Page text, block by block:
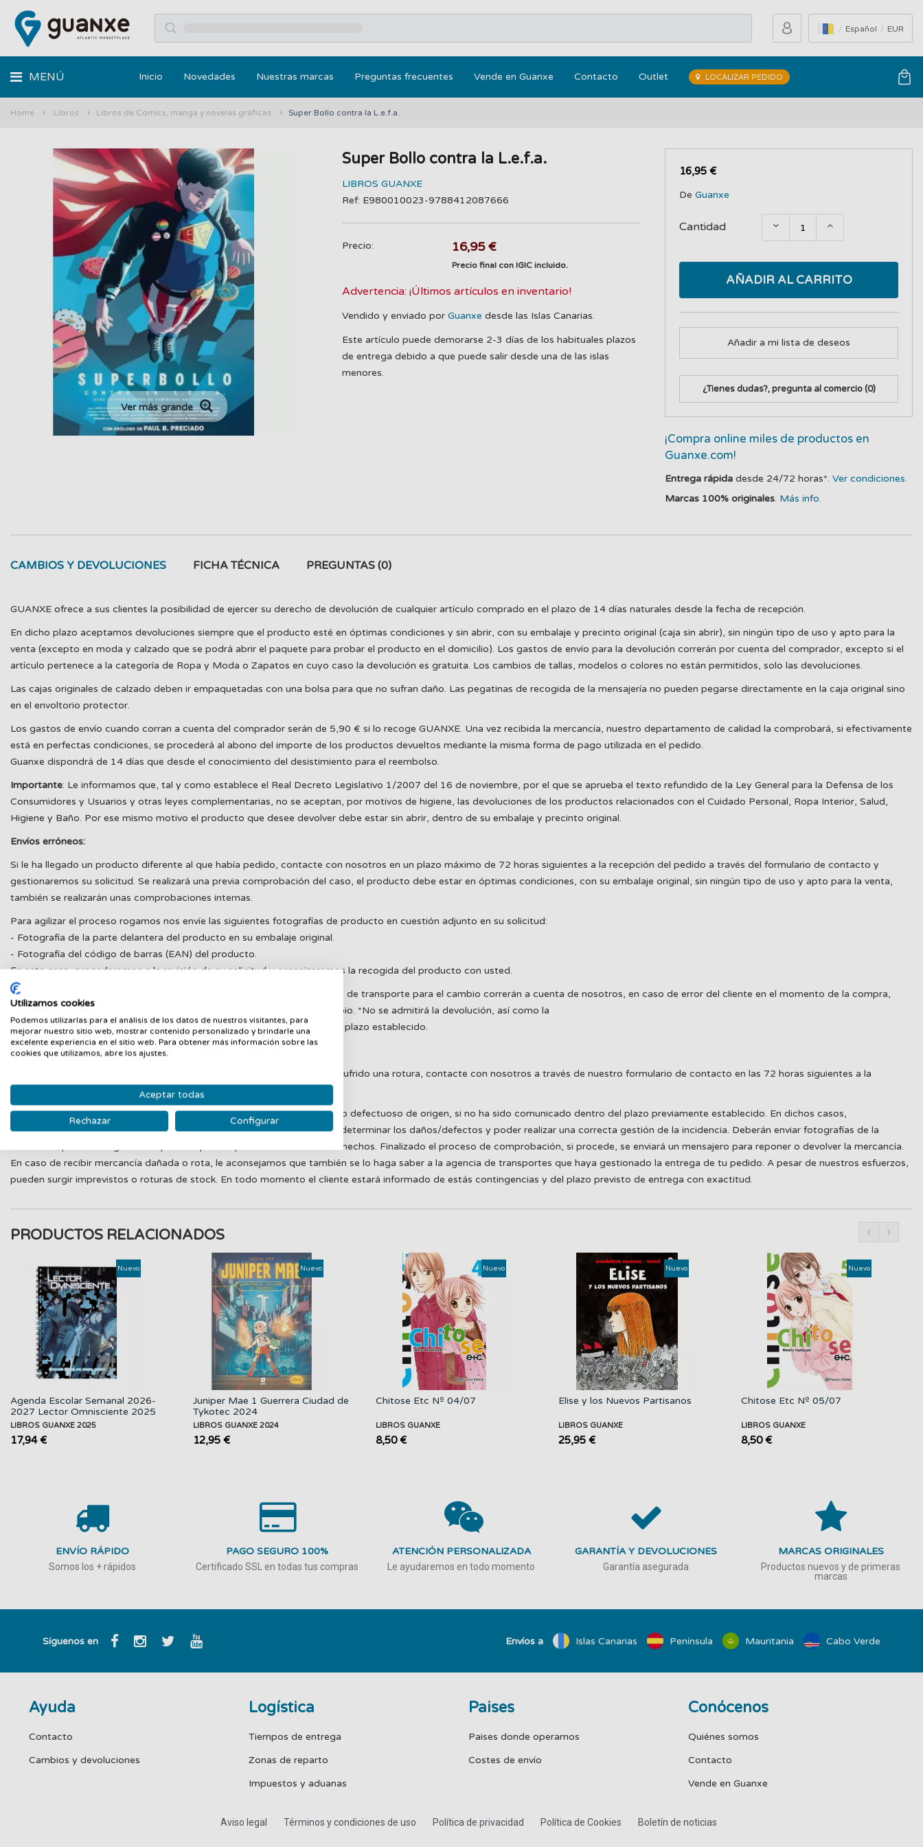
Español EUR
MENÚ Inicio Novedades Nuestras marcas Preguntas frecuentes Vende en Guanxe Contacto Outlet LOCALIZAR PEDIDO
Home Libros Libros de Cómics, manga y novelas gráficas Super Bollo contra la L.e.f.a.
Ver más grande
Super Bollo contra la L.e.f.a.
LIBROS GUANXE
Ref: E980010023-9788412087666
Precio: 16,95 €
Precio final con IGIC incluido.
Advertencia: ¡Últimos artículos en inventario!
Vendido y enviado por Guanxe desde las Islas Canarias.
Este artículo puede demorarse 2-3 días de los habituales plazos
de entrega debido a que puede salir desde una de las islas
menores.
16,95 €
DeGuanxe
Cantidad
AÑADIR AL CARRITO
Añadir a mi lista de deseos
¿Tienes dudas?, pregunta al comercio(0)
¡Compra online miles de productos en
Guanxe.com!
Entrega rápida desde 24/72 horas*.Ver condiciones.
Marcas 100% originales. Más info.
CAMBIOS Y DEVOLUCIONES FICHA TÉCNICA PREGUNTAS (0)
GUANXE ofrece a sus clientes la posibilidad de ejercer su derecho de devolución de cualquier artículo comprado en el plazo de 14 días naturales desde la fecha de recepción.
En dicho plazo aceptamos devoluciones siempre que el producto esté en óptimas condiciones y sin abrir, con su embalaje y precinto original (caja sin abrir), sin ningún tipo de uso y apto para la
venta (excepto en moda y calzado que se podrá abrir el paquete para probar el producto en el domicilio). Los gastos de envío para la devolución correrán por cuenta del comprador, excepto si el
artículo pertenece a la categoría de Ropa y Moda o Zapatos en cuyo caso la devolución es gratuita. Los cambios de tallas, modelos o colores no están permitidos, solo las devoluciones.
Las cajas originales de calzado deben ir empaquetadas con una bolsa para que no sufran daño. Las pegatinas de recogida de la mensajería no pueden pegarse directamente en la caja original sino
en el envoltorio protector.
Los gastos de envío cuando corran a cuenta del comprador serán de 5,90 € si lo recoge GUANXE. Una vez recibida la mercancía, nuestro departamento de calidad la comprobará, si efectivamente
está en perfectas condiciones, se procederá al abono del importe de los productos devueltos mediante la misma forma de pago utilizada en el pedido.
Guanxe dispondrá de 14 días que desde el conocimiento del desistimiento para el reembolso.
Importante: Le informamos que, tal y como establece el Real Decreto Legislativo 1/2007 del 16 de noviembre, por el que se aprueba el texto refundido de la Ley General para la Defensa de los
Consumidores y Usuarios y otras leyes complementarias, no se aceptan, por motivos de higiene, las devoluciones de los productos relacionados con el Cuidado Personal, Ropa Interior, Salud,
Higiene y Baño. Por ese mismo motivo el producto que desee devolver debe estar sin abrir, dentro de su embalaje y precinto original.
Envíos erróneos:
Si le ha llegado un producto diferente al que había pedido, contacte con nosotros en un plazo máximo de 72 horas siguientes a la recepción del pedido a través del formulario de contacto y
gestionaremos su solicitud. Se realizará una previa comprobación del caso, el producto debe estar en óptimas condiciones, con su embalaje original, sin ningún tipo de uso y apto para la venta,
también se realizarán unas comprobaciones internas.
Para agilizar el proceso rogamos nos envíe las siguientes fotografías de producto en cuestión adjunto en su solicitud:
- Fotografía de la parte delantera del producto en su embalaje original.
- Fotografía del código de barras (EAN) del producto.
En este caso, procederemos a la revisión de su solicitud y organizaremos la recogida del producto con usted.
En caso de un error de GUANXE en la preparación del pedido, los gastos de transporte para el cambio correrán a cuenta de nosotros, en caso de error del cliente en el momento de la compra,
deberá abonar el cliente, el coste del servicio de transporte para el cambio. *No se admitirá la devolución, así como la
reclamación de un artículo faltante, si no ha sido comunicado dentro del plazo establecido.
Roturas o defectos de origen:
En el caso de que su pedido haya llegado defectuoso desde origen o a sufrido una rotura, contacte con nosotros a través de nuestro formulario de contacto en las 72 horas siguientes a la
recepción y gestionaremos su incidencia.
Importante: No se admitirá la devolución de un artículo dañado, así como defectuoso de origen, si no ha sido comunicado dentro del plazo previamente establecido. En dichos casos,
necesitaremos siempre una o varias pruebas del comprador para poder determinar los daños/defectos y poder realizar una correcta gestión de la incidencia. Deberán enviar fotografías de la
mercancía/pedido o alguna otra prueba que nos permita determinar los hechos. Finalizado el proceso de comprobación, si procede, se enviará un mensajero para reponer o devolver la mercancía.
En caso de recibir mercancía dañada o rota, le aconsejamos que también se lo haga saber a la agencia de transportes que haya gestionado la entrega de tu pedido. A pesar de nuestros esfuerzos,
pueden surgir imprevistos o roturas de stock. En todo momento el cliente estará informado de estás contingencias y del plazo previsto de entrega con exactitud.
PRODUCTOS RELACIONADOS ‹ ›
Nuevo
Agenda Escolar Semanal 2026-
2027 Lector Omnisciente 2025
LIBROS GUANXE 2025
17,94 €
Nuevo
Juniper Mae 1 Guerrera Ciudad de
Tykotec 2024
LIBROS GUANXE 2024
12,95 €
Nuevo
Chitose Etc Nº 04/07
LIBROS GUANXE
8,50 €
Nuevo
Elise y los Nuevos Partisanos
LIBROS GUANXE
25,95 €
Nuevo
Chitose Etc Nº 05/07
LIBROS GUANXE
8,50 €
ENVÍO RÁPIDO
Somos los + rápidos
PAGO SEGURO 100%
Certificado SSL en todas tus compras
ATENCIÓN PERSONALIZADA
Le ayudaremos en todo momento
GARANTÍA Y DEVOLUCIONES
Garantía asegurada
MARCAS ORIGINALES
Productos nuevos y de primeras
marcas
Síguenos en Envíos a Islas Canarias Península Mauritania Cabo Verde
Ayuda
Contacto
Cambios y devoluciones
Logística
Tiempos de entrega
Zonas de reparto
Impuestos y aduanas
Paises
Paises donde operamos
Costes de envío
Conócenos
Quiénes somos
Contacto
Vende en Guanxe
Aviso legal Términos y condiciones de uso Política de privacidad Política de Cookies Boletín de noticias
Utilizamos cookies
Podemos utilizarlas para el análisis de los datos de nuestros visitantes, para
mejorar nuestro sitio web, mostrar contenido personalizado y brindarle una
excelente experiencia en el sitio web. Para obtener más información sobre las
cookies que utilizamos, abre los ajustes.
Aceptar todas
Rechazar Configurar